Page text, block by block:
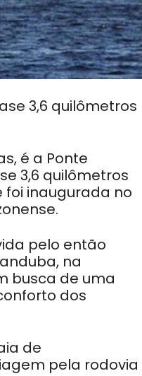
3,6 quilômetros
é a Ponte
3,6 quilômetros
foi inaugurada no
pelo então
na
busca de uma
dos
de
pela rodovia